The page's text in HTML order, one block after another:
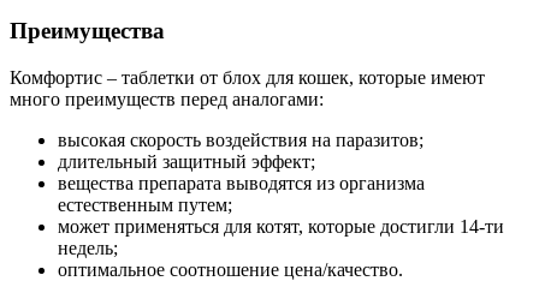
Преимущества
Комфортис – таблетки от блох для кошек, которые имеют
много преимуществ перед аналогами:
высокая скорость воздействия на паразитов;
длительный защитный эффект;
вещества препарата выводятся из организма
естественным путем;
может применяться для котят, которые достигли 14-ти
недель;
оптимальное соотношение цена/качество.